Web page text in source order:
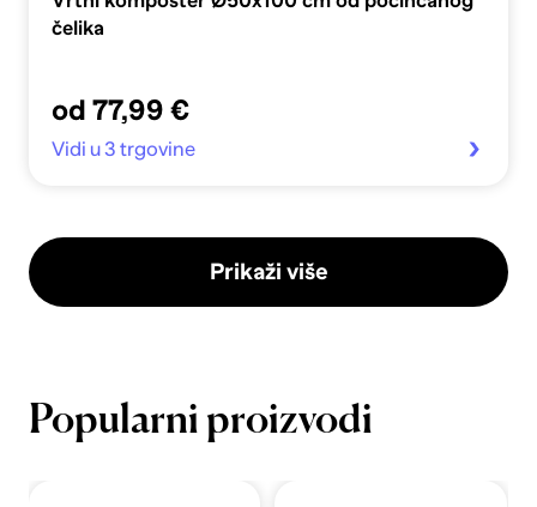
čelika
od 77,99 €
Vidi u 3 trgovine
Prikaži više
Popularni proizvodi